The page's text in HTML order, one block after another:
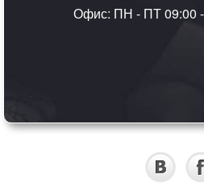
Офис: ПН - ПТ 09:00